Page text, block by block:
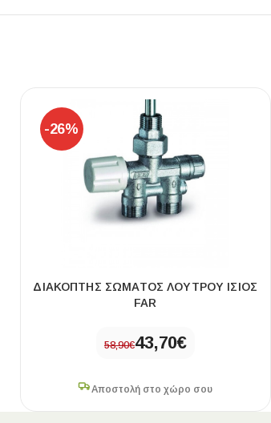
εφέ, ρεκτιφιέ πλακίδιο πορσελάνης
-26%
ΔΙΑΚΟΠΤΗΣ ΣΩΜΑΤΟΣ ΛΟΥΤΡΟΥ ΙΣΙΟΣ
FAR
58,90€43,70€
Αποστολή στο χώρο σου